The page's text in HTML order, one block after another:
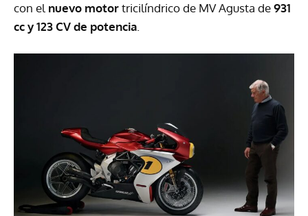
con el nuevo motortricilíndrico de MV Agusta de931
cc y 123 CV de potencia.